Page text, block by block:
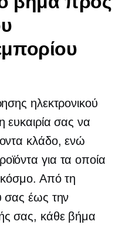
ηλεκτρονικού
ευκαιρία σας να
κλάδο, ενώ
για τα οποία
κόσμο. Από τη
σας έως την
σας, κάθε βήμα